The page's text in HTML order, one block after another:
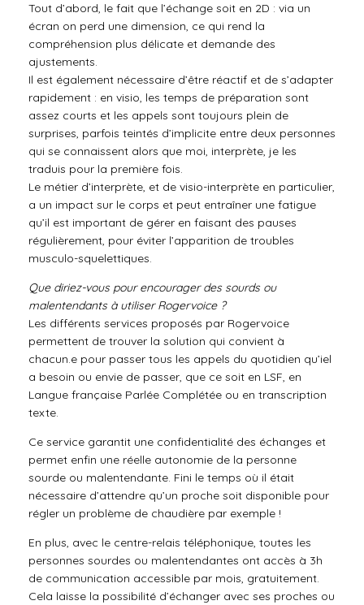
Tout d’abord, le fait que l’échange soit en 2D : via un
écran on perd une dimension, ce qui rend la
compréhension plus délicate et demande des
ajustements.
Il est également nécessaire d’être réactif et de s’adapter
rapidement : en visio, les temps de préparation sont
assez courts et les appels sont toujours plein de
surprises, parfois teintés d’implicite entre deux personnes
qui se connaissent alors que moi, interprète, je les
traduis pour la première fois.
Le métier d’interprète, et de visio-interprète en particulier,
a un impact sur le corps et peut entraîner une fatigue
qu’il est important de gérer en faisant des pauses
régulièrement, pour éviter l’apparition de troubles
musculo-squelettiques.
Que diriez-vous pour encourager des sourds ou
malentendants à utiliser Rogervoice ?
Les différents services proposés par Rogervoice
permettent de trouver la solution qui convient à
chacun.e pour passer tous les appels du quotidien qu’iel
a besoin ou envie de passer, que ce soit en LSF, en
Langue française Parlée Complétée ou en transcription
texte.
Ce service garantit une confidentialité des échanges et
permet enfin une réelle autonomie de la personne
sourde ou malentendante. Fini le temps où il était
nécessaire d’attendre qu’un proche soit disponible pour
régler un problème de chaudière par exemple !
En plus, avec le centre-relais téléphonique, toutes les
personnes sourdes ou malentendantes ont accès à 3h
de communication accessible par mois, gratuitement.
Cela laisse la possibilité d’échanger avec ses proches ou